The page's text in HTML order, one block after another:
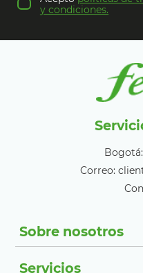
y condiciones.
Correo:
Sobre nosotros
Servicios